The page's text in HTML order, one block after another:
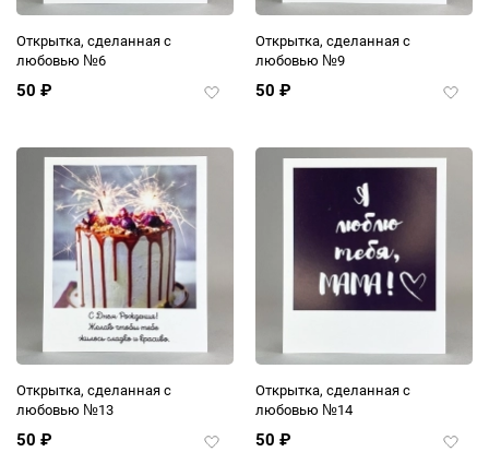
Открытка, сделанная с
любовью №6
50 ₽
Добавить
Открытка, сделанная с
любовью №9
50 ₽
Открытка, сделанная с
любовью №13
50 ₽
Добавить
Открытка, сделанная с
любовью №14
50 ₽